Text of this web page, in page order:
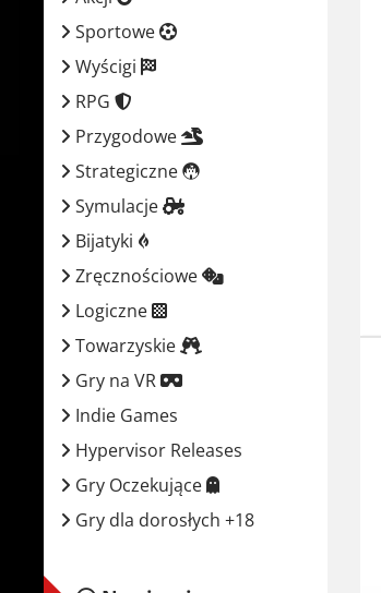
Sportowe
Wyścigi
RPG
Przygodowe
Strategiczne
Symulacje
Bijatyki
Zręcznościowe
Logiczne
Towarzyskie
Gry na VR
Indie Games
Hypervisor Releases
Gry Oczekujące
Gry dla dorosłych +18